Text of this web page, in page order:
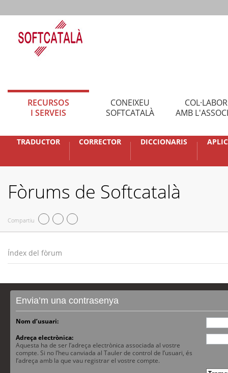
RECURSOS
I SERVEIS
CONEIXEU
SOFTCATALÀ
AMB
TRADUCTOR CORRECTOR DICCIONARIS
Fòrums de Softcatalà
Compartiu
Índex del fòrum
Envia’m una contrasenya
Nom d’usuari:
Adreça electrònica:
Aquesta ha de ser l’adreça electrònica associada al vostre
compte. Si no l’heu canviada al Tauler de control de l’usuari, és
l’adreça amb la que vau registrar el vostre compte.